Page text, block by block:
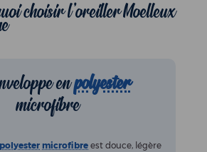
choisir l'oreiller Moelleux
enpolyester
microfibre
polyester microfibre est douce, légère